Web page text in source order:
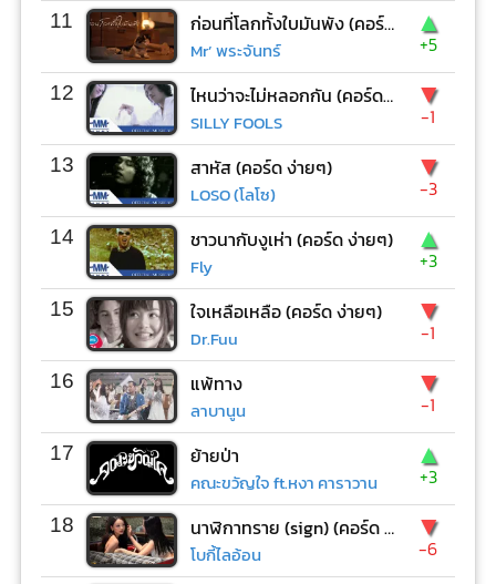
11 ก่อนที่โลกทั้งใบมันพัง (คอร์ด ง่ายๆ)
Mr’ พระจันทร์
▲
+5
12 ไหนว่าจะไม่หลอกกัน (คอร์ด ง่ายๆ)
SILLY FOOLS
▼
-1
13 สาหัส (คอร์ด ง่ายๆ)
LOSO (โลโซ)
▼
-3
14 ชาวนากับงูเห่า (คอร์ด ง่ายๆ)
Fly
▲
+3
15 ใจเหลือเหลือ (คอร์ด ง่ายๆ)
Dr.Fuu
▼
-1
16 แพ้ทาง
ลาบานูน
▼
-1
17 ย้ายป่า
คณะขวัญใจ ft.หงา คาราวาน
▲
+3
18 นาฬิกาทราย (sign) (คอร์ด ง่ายๆ)
โบกี้ไลอ้อน
▼
-6